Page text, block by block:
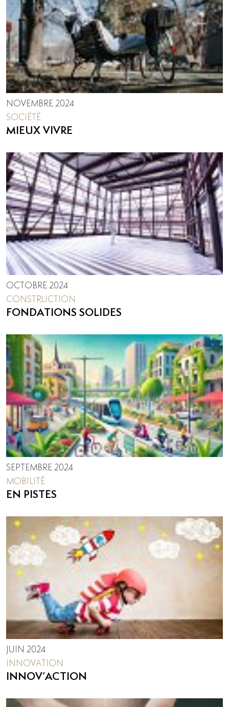
NOVEMBRE 2024
SOCIÉTÉ
MIEUX VIVRE
OCTOBRE 2024
CONSTRUCTION
FONDATIONS SOLIDES
SEPTEMBRE 2024
MOBILITÉ
EN PISTES
JUIN 2024
INNOVATION
INNOV’ACTION